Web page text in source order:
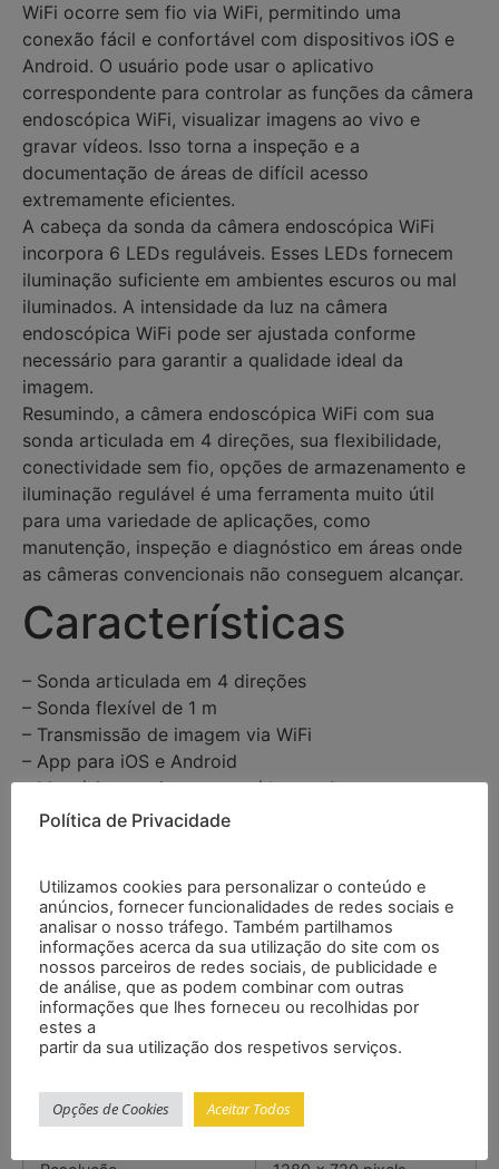
WiFi ocorre sem fio via WiFi, permitindo uma
conexão fácil e confortável com dispositivos iOS e
Android. O usuário pode usar o aplicativo
correspondente para controlar as funções da câmera
endoscópica WiFi, visualizar imagens ao vivo e
gravar vídeos. Isso torna a inspeção e a
documentação de áreas de difícil acesso
extremamente eficientes.
A cabeça da sonda da câmera endoscópica WiFi
incorpora 6 LEDs reguláveis. Esses LEDs fornecem
iluminação suficiente em ambientes escuros ou mal
iluminados. A intensidade da luz na câmera
endoscópica WiFi pode ser ajustada conforme
necessário para garantir a qualidade ideal da
imagem.
Resumindo, a câmera endoscópica WiFi com sua
sonda articulada em 4 direções, sua flexibilidade,
conectividade sem fio, opções de armazenamento e
iluminação regulável é uma ferramenta muito útil
para uma variedade de aplicações, como
manutenção, inspeção e diagnóstico em áreas onde
as câmeras convencionais não conseguem alcançar.
Características
– Sonda articulada em 4 direções
– Sonda flexível de 1 m
– Transmissão de imagem via WiFi
– App para iOS e Android
– Memória para imagem e vídeo no App
– Cabeça com 6 LEDs (intensidade regulável)
Comprimento da sonda 100 cm
Diâmetro da sonda 6,5 mm
Material da sonda Tungstênio trançado
Articulação da sonda 4 direções
Política de Privacidade
Utilizamos cookies para personalizar o conteúdo e
anúncios, fornecer funcionalidades de redes sociais e
analisar o nosso tráfego. Também partilhamos
informações acerca da sua utilização do site com os
nossos parceiros de redes sociais, de publicidade e
de análise, que as podem combinar com outras
informações que lhes forneceu ou recolhidas por
estes a
partir da sua utilização dos respetivos serviços.
Opções de Cookies Aceitar Todos